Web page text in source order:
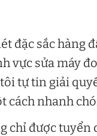
đặc sắc hàng
vực sửa máy
tự tin giải
cách nhanh
chỉ được tuyển